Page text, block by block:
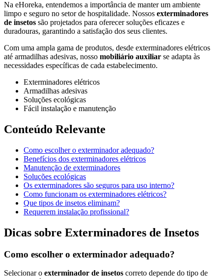
Na eHoreka, entendemos a importância de manter um ambiente
limpo e seguro no setor de hospitalidade. Nossos exterminadores
de insetos são projetados para oferecer soluções eficazes e
duradouras, garantindo a satisfação dos seus clientes.
Com uma ampla gama de produtos, desde exterminadores elétricos
até armadilhas adesivas, nosso mobiliário auxiliar se adapta às
necessidades específicas de cada estabelecimento.
Exterminadores elétricos
Armadilhas adesivas
Soluções ecológicas
Fácil instalação e manutenção
Conteúdo Relevante
Como escolher o exterminador adequado?
Benefícios dos exterminadores elétricos
Manutenção de exterminadores
Soluções ecológicas
Os exterminadores são seguros para uso interno?
Como funcionam os exterminadores elétricos?
Que tipos de insetos eliminam?
Requerem instalação profissional?
Dicas sobre Exterminadores de Insetos
Como escolher o exterminador adequado?
Selecionar o exterminador de insetos correto depende do tipo de